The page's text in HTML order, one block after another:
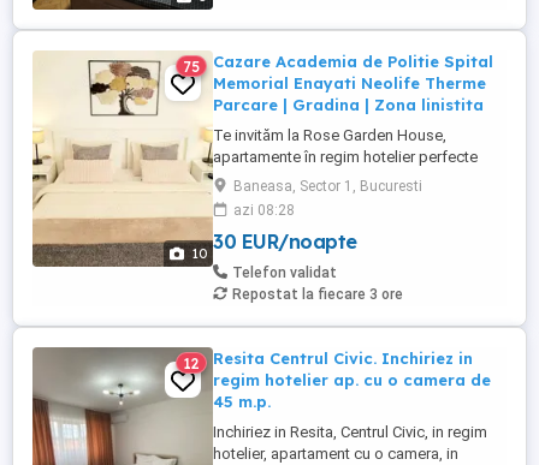
10
75
Cazare Academia de Politie Spital
Memorial Enayati Neolife Therme
Parcare | Gradina | Zona linistita
Te invităm la Rose Garden House,
apartamente în regim hotelier perfecte
pentru o ședere liniștită și confortabilă, cu
tot confortul de acasă, departe de agitatia
orasului. De ce să ne alegi? Intimitate și
spațiu - apartamente decomandate într-o
mini-vilă cu intrare separată și grădină,
într-un ...
Baneasa, Sector 1, Bucuresti
azi 08:28
30 EUR/noapte
Telefon validat
Repostat la fiecare 3 ore
12
Resita Centrul Civic. Inchiriez in
regim hotelier ap. cu o camera de
45 m.p.
Inchiriez in Resita, Centrul Civic, in regim
hotelier, apartament cu o camera, in